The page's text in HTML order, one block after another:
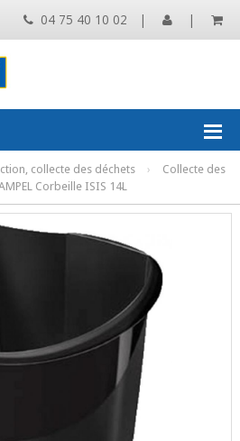
04 75 40 10 02 | |
collecte des déchets ›
Collecte des
Corbeille ISIS 14L